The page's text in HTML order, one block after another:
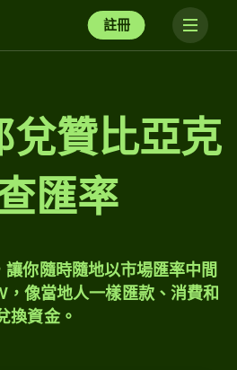
註冊
兌贊比亞克
匯率
你隨時隨地以市場匯率中間
像當地人一樣匯款、消費和
換資金。